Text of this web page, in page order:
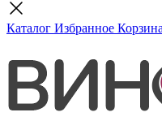
Каталог Избранное Корзина